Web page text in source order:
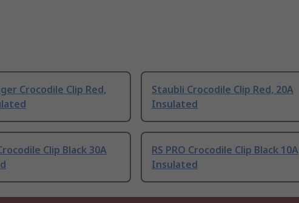
Crocodile Clip Red,
Staubli Crocodile Clip Red, 20A
Insulated
Clip Black 30A
RS PRO Crocodile Clip Black 10A
Insulated